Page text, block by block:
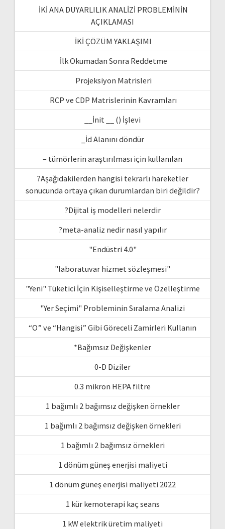
İKİ ANA DUYARLILIK ANALİZİ PROBLEMİNİN
AÇIKLAMASI
İKİ ÇÖZÜM YAKLAŞIMI
İlk Okumadan Sonra Reddetme
Projeksiyon Matrisleri
RCP ve CDP Matrislerinin Kavramları
__İnit __ () İşlevi
_İd Alanını döndür
– tümörlerin araştırılması için kullanılan
?Aşağıdakilerden hangisi tekrarlı hareketler
sonucunda ortaya çıkan durumlardan biri değildir?
?Dijital iş modelleri nelerdir
?meta-analiz nedir nasıl yapılır
"Endüstri 4.0"
"laboratuvar hizmet sözleşmesi"
"Yeni" Tüketici İçin Kişiselleştirme ve Özelleştirme
"Yer Seçimi" Probleminin Sıralama Analizi
“O” ve “Hangisi” Gibi Göreceli Zamirleri Kullanın
*Bağımsız Değişkenler
0-D Diziler
0.3 mikron HEPA filtre
1 bağımlı 2 bağımsız değişken örnekler
1 bağımlı 2 bağımsız değişken örnekleri
1 bağımlı 2 bağımsız örnekleri
1 dönüm güneş enerjisi maliyeti
1 dönüm güneş enerjisi maliyeti 2022
1 kür kemoterapi kaç seans
1 kW elektrik üretim maliyeti